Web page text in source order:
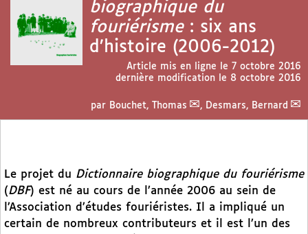
biographique du
fouriérisme: six ans
d’histoire (2006-2012)
Article mis en ligne le 7 octobre 2016
dernière modification le 8 octobre 2016
par Bouchet, Thomas , Desmars, Bernard
Le projet du Dictionnaire biographique du fouriérisme
(DBF) est né au cours de l’année 2006 au sein de
l’Association d’études fouriéristes. Il a impliqué un
certain de nombreux contributeurs et il est l’un des